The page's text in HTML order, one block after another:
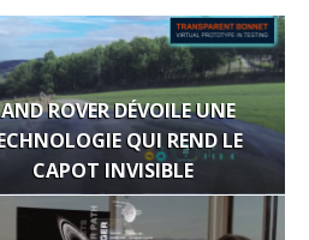
ROVER DÉVOILE UNE
QUI REND LE
CAPOT INVISIBLE